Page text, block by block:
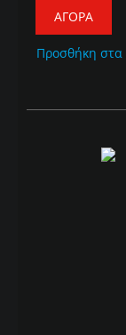
ΑΓΟΡΆ
Προσθήκη